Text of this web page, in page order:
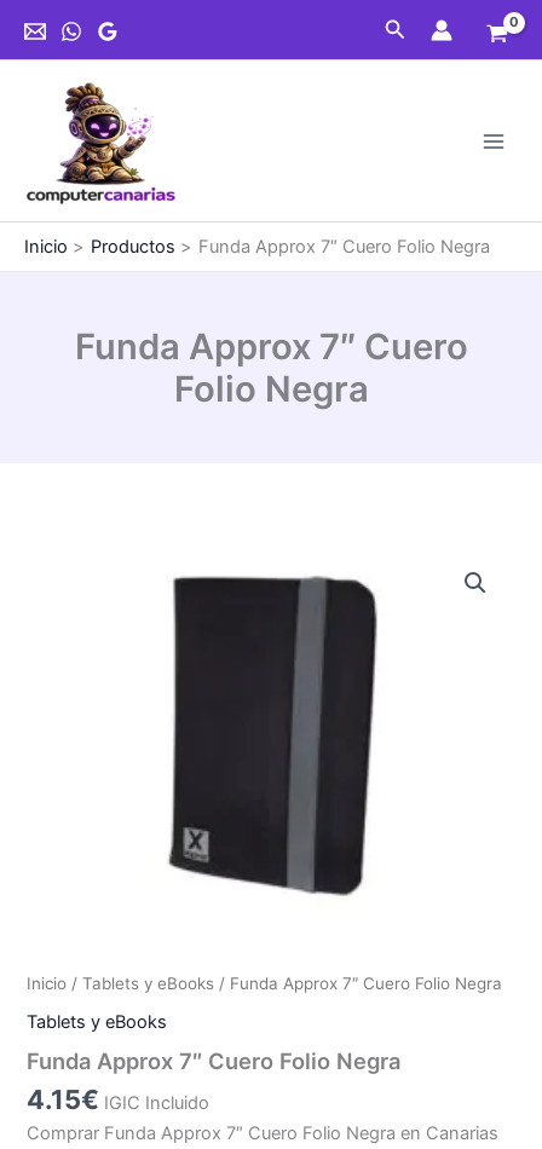
Buscar
Inicio Productos Funda Approx 7″ Cuero Folio Negra
Funda Approx 7″ Cuero
Folio Negra
Inicio /Tablets y eBooks / Funda Approx 7″ Cuero Folio Negra
Tablets y eBooks
Funda Approx 7″ Cuero Folio Negra
4.15€ IGIC Incluido
Comprar Funda Approx 7″ Cuero Folio Negra en Canarias
Cuero
Folio
cantidad